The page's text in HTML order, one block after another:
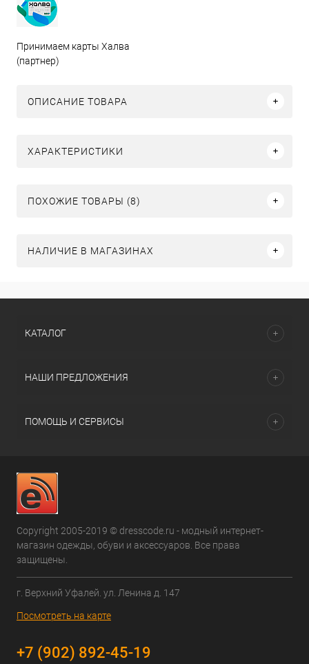
Принимаем карты Халва
(партнер)
ОПИСАНИЕ ТОВАРА
ХАРАКТЕРИСТИКИ
ПОХОЖИЕ ТОВАРЫ (8)
НАЛИЧИЕ В МАГАЗИНАХ
КАТАЛОГ
НАШИ ПРЕДЛОЖЕНИЯ
ПОМОЩЬ И СЕРВИСЫ
Copyright 2005-2019 © dresscode.ru - модный интернет-
магазин одежды, обуви и аксессуаров. Все права
защищены.
г. Верхний Уфалей. ул. Ленина д. 147
Посмотреть на карте
+7 (902) 892-45-19